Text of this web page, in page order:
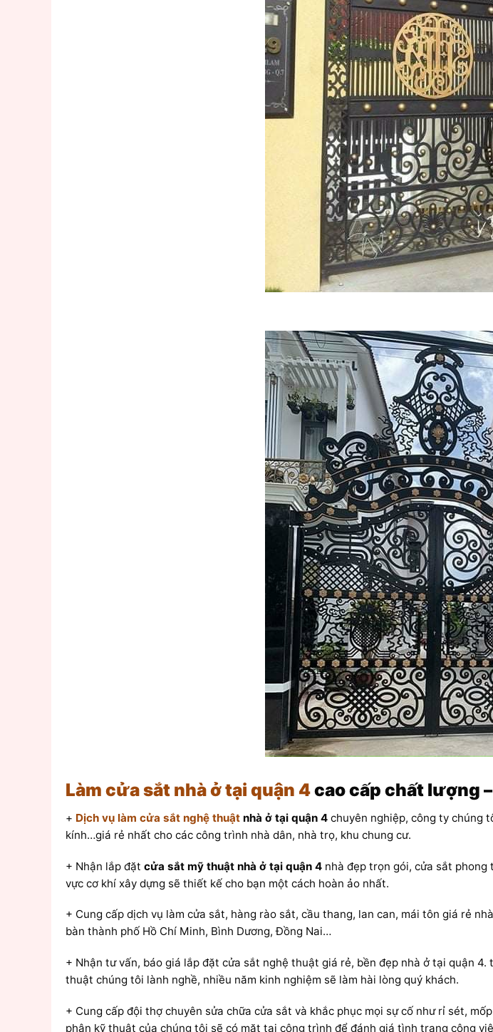
Làm cửa sắt nhà ở tại quận 4cao cấp chất lượng –
+ Dịch vụ làm cửa sắt nghệ thuật nhà ở tại quận 4 chuyên nghiệp, công ty chúng
kính…giá rẻ nhất cho các công trình nhà dân, nhà trọ, khu chung cư.
+ Nhận lắp đặt cửa sắt mỹ thuật nhà ở tại quận 4 nhà đẹp trọn gói, cửa sắt
vực cơ khí xây dựng sẽ thiết kế cho bạn một cách hoàn ảo nhất.
+ Cung cấp dịch vụ làm cửa sắt, hàng rào sắt, cầu thang, lan can, mái tôn giá rẻ
bàn thành phố Hồ Chí Minh, Bình Dương, Đồng Nai…
+ Nhận tư vấn, báo giá lắp đặt cửa sắt nghệ thuật giá rẻ, bền đẹp nhà ở tại quận
thuật chúng tôi lành nghề, nhiều năm kinh nghiệm sẽ làm hài lòng quý khách.
+ Cung cấp đội thợ chuyên sửa chữa cửa sắt và khắc phục mọi sự cố như rỉ sét,
phận kỹ thuật của chúng tôi sẽ có mặt tại công trình để đánh giá tình trạng công